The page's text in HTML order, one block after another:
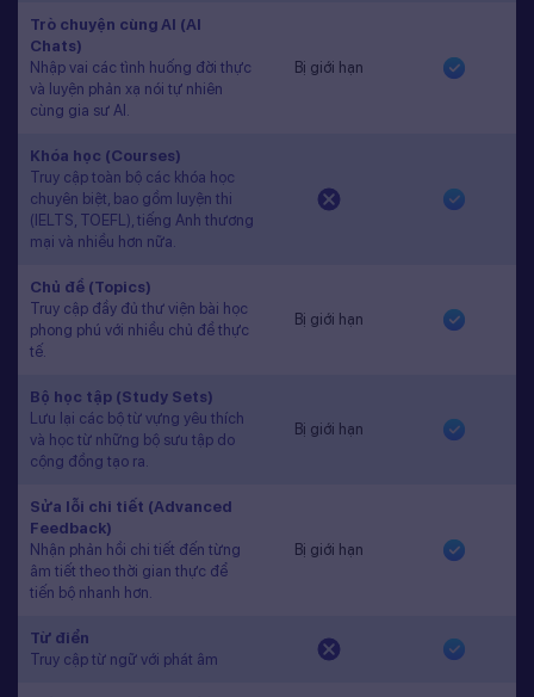
Trò chuyện cùng AI (AI
Chats)
Nhập vai các tình huống đời thực
và luyện phản xạ nói tự nhiên
cùng gia sư AI.
Bị giới hạn
Khóa học (Courses)
Truy cập toàn bộ các khóa học
chuyên biệt, bao gồm luyện thi
(IELTS, TOEFL), tiếng Anh thương
mại và nhiều hơn nữa.
Chủ đề (Topics)
Truy cập đầy đủ thư viện bài học
phong phú với nhiều chủ đề thực
tế.
Bị giới hạn
Bộ học tập (Study Sets)
Lưu lại các bộ từ vựng yêu thích
và học từ những bộ sưu tập do
cộng đồng tạo ra.
Bị giới hạn
Sửa lỗi chi tiết (Advanced
Feedback)
Nhận phản hồi chi tiết đến từng
âm tiết theo thời gian thực để
tiến bộ nhanh hơn.
Bị giới hạn
Từ điển
Truy cập từ ngữ với phát âm